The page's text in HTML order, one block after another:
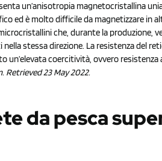
un’anisotropia magnetocristallina
ed è molto difficile da magnetizzare in
che, durante la produzione,
stessa direzione. La resistenza del
un’elevata coercitività, ovvero resistenza
Retrieved 23 May 2022.
da pesca